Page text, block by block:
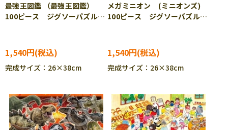
最強王図鑑 （最強王図鑑）
100ピース ジグソーパズル
1,540円
完成サイズ：26×38cm
メガミニオン (ミニオンズ)
100ピース ジグソーパズル
1,540円
完成サイズ：26×38cm